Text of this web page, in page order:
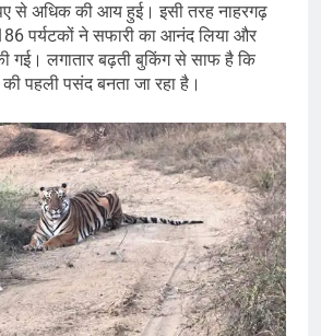
से अधिक की आय हुई। इसी तरह नाहरगढ़
पर्यटकों ने सफारी का आनंद लिया और
गई। लगातार बढ़ती बुकिंग से साफ है कि
की पहली पसंद बनता जा रहा है।